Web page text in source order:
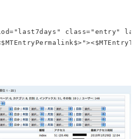
class="entry"